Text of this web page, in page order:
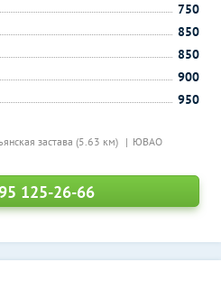
застава (5.63 км) ЮВАО
750
850
850
900
950
125-26-66